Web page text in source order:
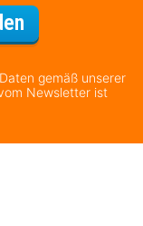
Für den
gemäß unserer
Newsletter ist